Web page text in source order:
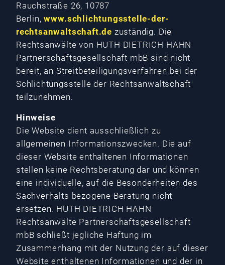
Rauchstraße 26, 10787
Berlin,www.schlichtungsstelle-der-
rechtsanwaltschaft.de zuständig. Die
Rechtsanwälte von HUTH DIETRICH HAHN
Partnerschaftsgesellschaft mbB sind nicht
bereit, an Streitbeteiligungsverfahren bei der
Schlichtungsstelle der Rechtsanwaltschaft
teilzunehmen.
Hinweise
Die Website dient ausschließlich zu
allgemeinen Informationszwecken. Die auf
dieser Website enthaltenen Informationen
stellen keine Rechtsberatung dar und können
eine individuelle, auf die Besonderheiten des
Sachverhalts bezogene Beratung nicht
ersetzen. HUTH DIETRICH HAHN
Rechtsanwälte Partnerschaftsgesellschaft
mbB schließt jegliche Haftung im
Zusammenhang mit der Nutzung der auf dieser
Website enthaltenen Informationen und der in